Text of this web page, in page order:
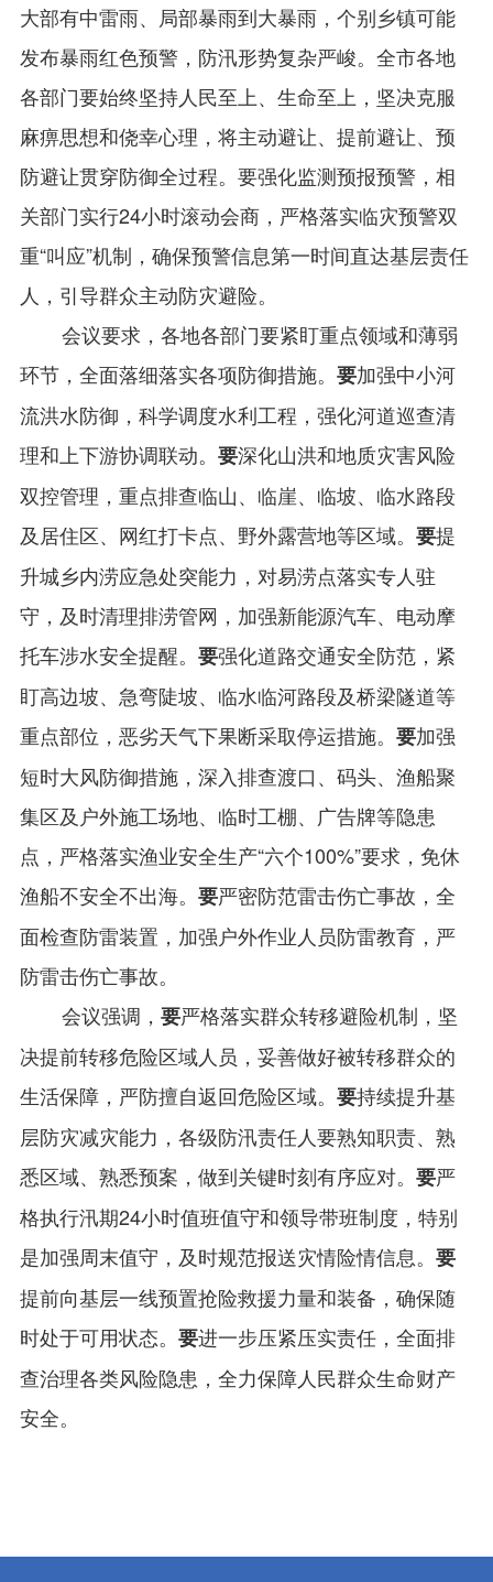
大部有中雷雨、局部暴雨到大暴雨，个别乡镇可能
发布暴雨红色预警，防汛形势复杂严峻。全市各地
各部门要始终坚持人民至上、生命至上，坚决克服
麻痹思想和侥幸心理，将主动避让、提前避让、预
防避让贯穿防御全过程。要强化监测预报预警，相
关部门实行24小时滚动会商，严格落实临灾预警双
重“叫应”机制，确保预警信息第一时间直达基层责任
人，引导群众主动防灾避险。
会议要求，各地各部门要紧盯重点领域和薄弱
环节，全面落细落实各项防御措施。 要加强中小河
流洪水防御，科学调度水利工程，强化河道巡查清
理和上下游协调联动。 要深化山洪和地质灾害风险
双控管理，重点排查临山、临崖、临坡、临水路段
及居住区、网红打卡点、野外露营地等区域。 要提
升城乡内涝应急处突能力，对易涝点落实专人驻
守，及时清理排涝管网，加强新能源汽车、电动摩
托车涉水安全提醒。 要强化道路交通安全防范，紧
盯高边坡、急弯陡坡、临水临河路段及桥梁隧道等
重点部位，恶劣天气下果断采取停运措施。 要加强
短时大风防御措施，深入排查渡口、码头、渔船聚
集区及户外施工场地、临时工棚、广告牌等隐患
点，严格落实渔业安全生产“六个100%”要求，免休
渔船不安全不出海。 要严密防范雷击伤亡事故，全
面检查防雷装置，加强户外作业人员防雷教育，严
防雷击伤亡事故。
会议强调， 要严格落实群众转移避险机制，坚
决提前转移危险区域人员，妥善做好被转移群众的
生活保障，严防擅自返回危险区域。 要持续提升基
层防灾减灾能力，各级防汛责任人要熟知职责、熟
悉区域、熟悉预案，做到关键时刻有序应对。 要严
格执行汛期24小时值班值守和领导带班制度，特别
是加强周末值守，及时规范报送灾情险情信息。 要
提前向基层一线预置抢险救援力量和装备，确保随
时处于可用状态。 要进一步压紧压实责任，全面排
查治理各类风险隐患，全力保障人民群众生命财产
安全。